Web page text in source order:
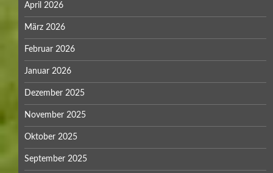
April 2026
März 2026
Februar 2026
Januar 2026
Dezember 2025
November 2025
Oktober 2025
September 2025